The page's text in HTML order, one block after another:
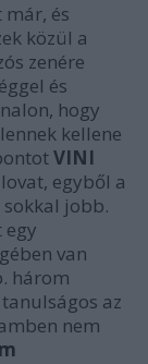
és
közül a
zenére
és
hogy
kellene
VINI
egyből a
jobb.
van
három
az
nem